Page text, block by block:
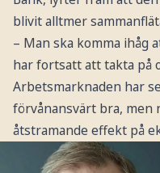
blivit alltmer
– Man ska komma ihåg
har fortsatt att takta på
Arbetsmarknaden har
förvånansvärt bra, men
åtstramande effekt på